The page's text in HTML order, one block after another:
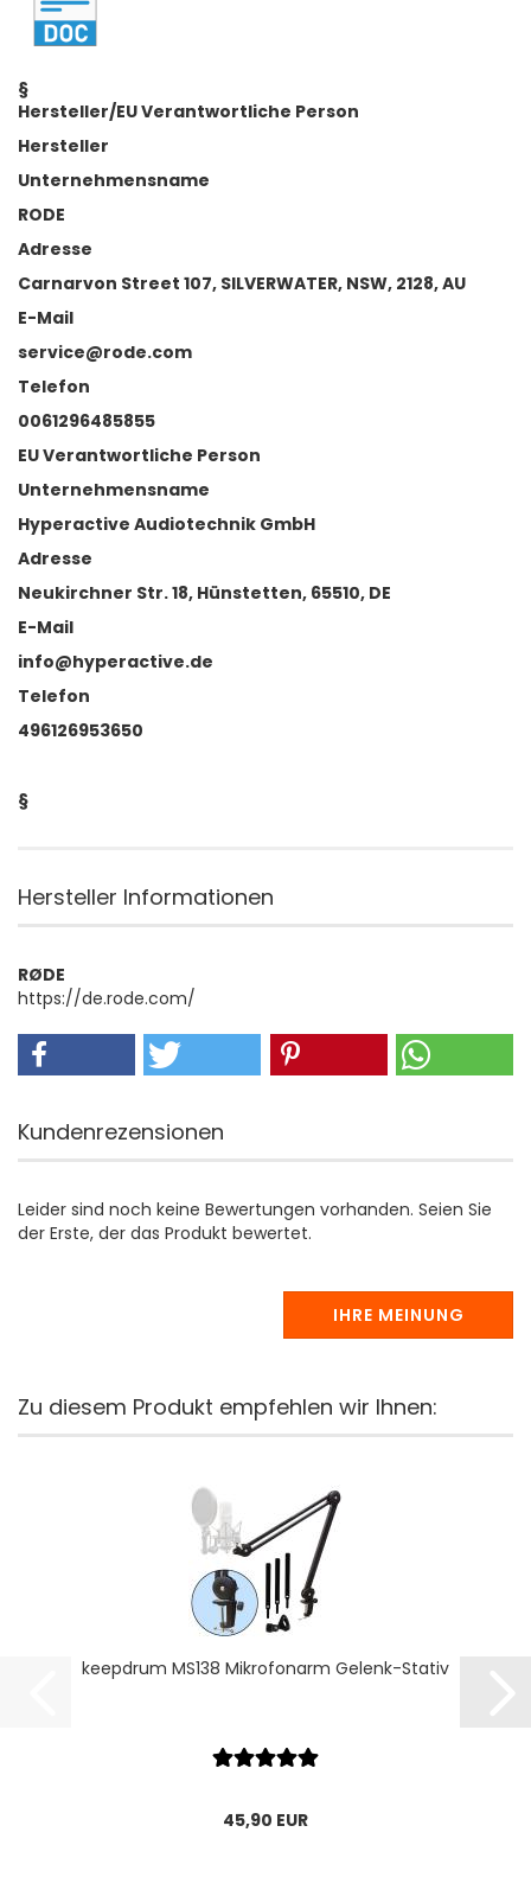
§
Hersteller/EU Verantwortliche Person
Hersteller
Unternehmensname
RODE
Adresse
Carnarvon Street 107, SILVERWATER, NSW, 2128, AU
E-Mail
service@rode.com
Telefon
0061296485855
EU Verantwortliche Person
Unternehmensname
Hyperactive Audiotechnik GmbH
Adresse
Neukirchner Str. 18, Hünstetten, 65510, DE
E-Mail
info@hyperactive.de
Telefon
496126953650
§
Hersteller Informationen
RØDE
https://de.rode.com/
Kundenrezensionen
Leider sind noch keine Bewertungen vorhanden. Seien Sie
der Erste, der das Produkt bewertet.
IHRE MEINUNG
Zu diesem Produkt empfehlen wir Ihnen:
keepdrum MS138 Mikrofonarm Gelenk-Stativ
45,90 EUR